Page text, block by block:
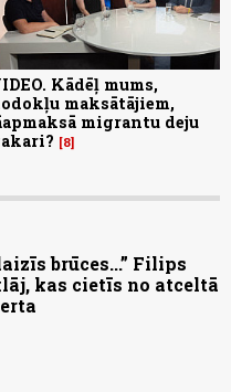
Kādēļ mums,
maksātājiem,
migrantu deju
8
brūces...” Filips
kas cietīs no atceltā